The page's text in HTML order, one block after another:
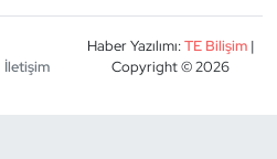
İletişim
Haber Yazılımı:TE Bilişim|
Copyright © 2026